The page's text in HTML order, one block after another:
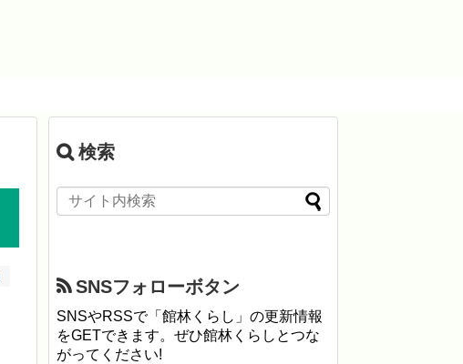
検索
SNSフォローボタン
SNSやRSSで「館林くらし」の更新情報
をGETできます。ぜひ館林くらしとつな
がってください!